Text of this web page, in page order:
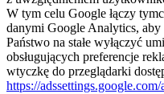
W tym celu Google łączy
danymi Google Analytics,
Państwo na stałe wyłączyć
obsługujących preferencje
wtyczkę do przeglądarki
https://